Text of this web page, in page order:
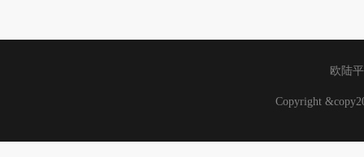
欧陆
Copyright